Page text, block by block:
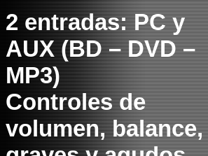
2 entradas: PC y
AUX (BD – DVD –
MP3)
Controles de
volumen, balance,